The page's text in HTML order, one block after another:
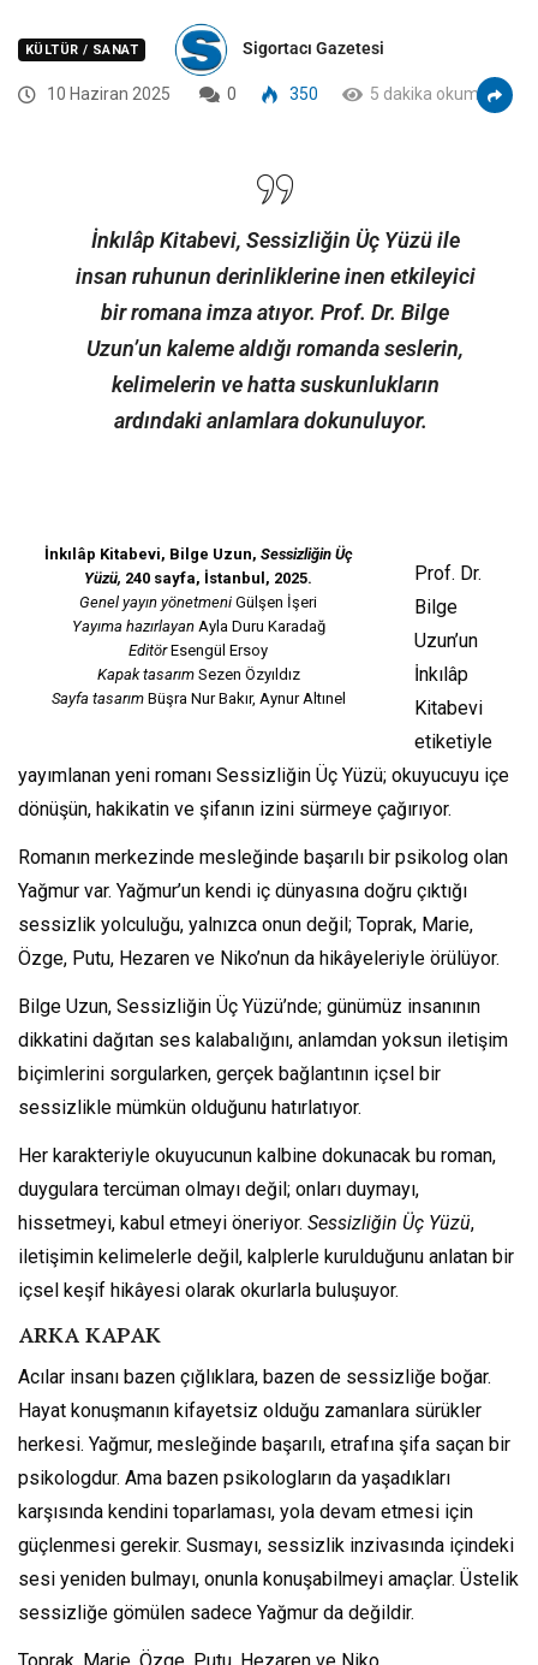
KÜLTÜR / SANAT Sigortacı Gazetesi
10 Haziran 2025 0 350 5 dakika okuma
İnkılâp Kitabevi, Sessizliğin Üç Yüzü ile
insan ruhunun derinliklerine inen etkileyici
bir romana imza atıyor. Prof. Dr. Bilge
Uzun’un kaleme aldığı romanda seslerin,
kelimelerin ve hatta suskunlukların
ardındaki anlamlara dokunuluyor.
İnkılâp Kitabevi, Bilge Uzun, Sessizliğin Üç
Yüzü, 240 sayfa, İstanbul, 2025.
Genel yayın yönetmeni Gülşen İşeri
Yayıma hazırlayan Ayla Duru Karadağ
EditörEsengül Ersoy
Kapak tasarım Sezen Özyıldız
Sayfa tasarım Büşra Nur Bakır, Aynur Altınel
Prof. Dr.
Bilge
Uzun’un
İnkılâp
Kitabevi
etiketiyle
yayımlanan yeni romanı Sessizliğin Üç Yüzü; okuyucuyu içe
dönüşün, hakikatin ve şifanın izini sürmeye çağırıyor.
Romanın merkezinde mesleğinde başarılı bir psikolog olan
Yağmur var. Yağmur’un kendi iç dünyasına doğru çıktığı
sessizlik yolculuğu, yalnızca onun değil; Toprak, Marie,
Özge, Putu, Hezaren ve Niko’nun da hikâyeleriyle örülüyor.
Bilge Uzun, Sessizliğin Üç Yüzü’nde; günümüz insanının
dikkatini dağıtan ses kalabalığını, anlamdan yoksun iletişim
biçimlerini sorgularken, gerçek bağlantının içsel bir
sessizlikle mümkün olduğunu hatırlatıyor.
Her karakteriyle okuyucunun kalbine dokunacak bu roman,
duygulara tercüman olmayı değil; onları duymayı,
hissetmeyi, kabul etmeyi öneriyor. Sessizliğin Üç Yüzü,
iletişimin kelimelerle değil, kalplerle kurulduğunu anlatan bir
içsel keşif hikâyesi olarak okurlarla buluşuyor.
ARKA KAPAK
Acılar insanı bazen çığlıklara, bazen de sessizliğe boğar.
Hayat konuşmanın kifayetsiz olduğu zamanlara sürükler
herkesi. Yağmur, mesleğinde başarılı, etrafına şifa saçan bir
psikologdur. Ama bazen psikologların da yaşadıkları
karşısında kendini toparlaması, yola devam etmesi için
güçlenmesi gerekir. Susmayı, sessizlik inzivasında içindeki
sesi yeniden bulmayı, onunla konuşabilmeyi amaçlar. Üstelik
sessizliğe gömülen sadece Yağmur da değildir.
Toprak, Marie, Özge, Putu, Hezaren ve Niko…